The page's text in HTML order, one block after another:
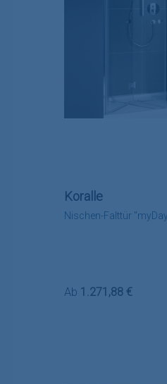
Nischen-Falttür
Koralle
Regulärer Preis:
Ab 1.271,88 €